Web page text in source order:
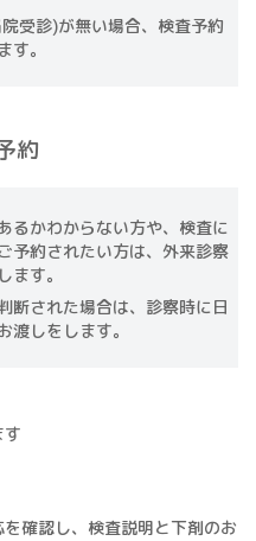
受診)が無い場合、検査予約
。
約
るかわからない方や、検査に
予約されたい方は、外来診察
ます。
断された場合は、診察時に日
渡しをします。
す
確認し、検査説明と下剤のお